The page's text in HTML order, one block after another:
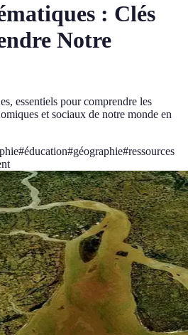
: Clés
Notre
essentiels pour comprendre les
et sociaux de notre monde en
#éducation#géographie#ressources